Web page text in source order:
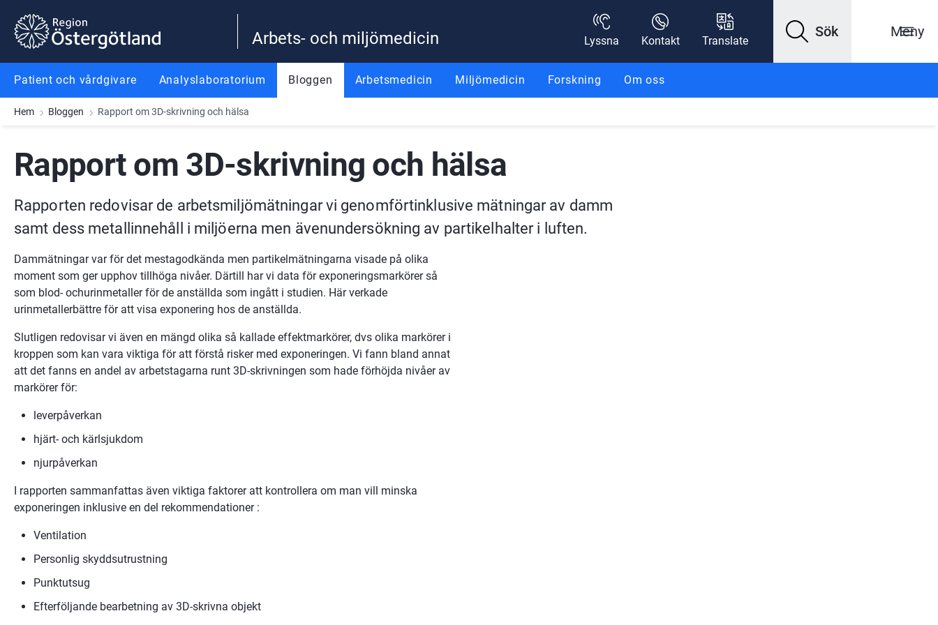
Gå till innehåll
Gå till meny
Gå till sidfot
Arbets- och miljömedicin Lyssna Kontakt Translate
Sök Meny
Patient och vårdgivare Analyslaboratorium Bloggen Arbetsmedicin Miljömedicin Forskning Om oss
Hem Bloggen Rapport om 3D-skrivning och hälsa
Rapport om 3D-skrivning och hälsa
Rapporten redovisar de arbetsmiljömätningar vi genomförtinklusive mätningar av damm
samt dess metallinnehåll i miljöerna men ävenundersökning av partikelhalter i luften.
Dammätningar var för det mestagodkända men partikelmätningarna visade på olika
moment som ger upphov tillhöga nivåer. Därtill har vi data för exponeringsmarkörer så
som blod- ochurinmetaller för de anställda som ingått i studien. Här verkade
urinmetallerbättre för att visa exponering hos de anställda.
Slutligen redovisar vi även en mängd olika så kallade effektmarkörer, dvs olika markörer i
kroppen som kan vara viktiga för att förstå risker med exponeringen. Vi fann bland annat
att det fanns en andel av arbetstagarna runt 3D-skrivningen som hade förhöjda nivåer av
markörer för:
leverpåverkan
hjärt- och kärlsjukdom
njurpåverkan
I rapporten sammanfattas även viktiga faktorer att kontrollera om man vill minska
exponeringen inklusive en del rekommendationer :
Ventilation
Personlig skyddsutrustning
Punktutsug
Efterföljande bearbetning av 3D-skrivna objekt